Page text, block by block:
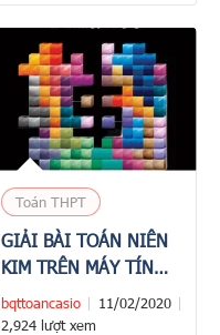
dụng từ năm học 2024-
2025 có một nội dung về
thẻ tín dụng. Cụ thể như
sau: –Tính được lãi suất
cần trả cho thẻ tín dụng,
phí sử dụng thẻ (bao
gồm các giao …
Toán THPT
GIẢI BÀI TOÁN NIÊN
KIM TRÊN MÁY TÍNH
CASIO FX580VNX
bqttoancasio
11/02/2020
2,924 lượt xem